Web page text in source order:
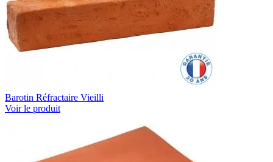
Barotin Réfractaire Vieilli
Voir le produit